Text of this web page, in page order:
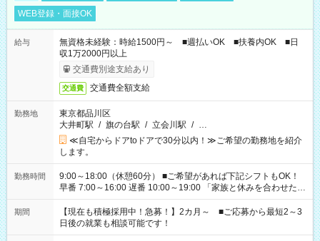
WEB登録・面接OK
給与
無資格未経験：時給1500円～ ■週払いOK ■扶養内OK ■日
収1万2000円以上
交通費別途支給あり
交通費 交通費全額支給
勤務地
東京都品川区
大井町駅 / 旗の台駅 / 立会川駅 / …
≪自宅からドアtoドアで30分以内！≫ご希望の勤務地を紹介
します。
勤務時間
9:00～18:00（休憩60分） ■ご希望があれば下記シフトもOK！
早番 7:00～16:00 遅番 10:00～19:00 「家族と休みを合わせた
い」 「余裕を持って夕飯の準備がしたい」 「できれば残業はし
たくない」 など、ご希望を教えてくださいね。 ※Wワーク希望
の方へ 今ご覧のお仕事で希望する勤務時間と、もう1つのお仕事
の勤務時間。 合計で週40時間を超える場合は応募できません。
期間
【現在も積極採用中！急募！】2カ月～ ■ご応募から最短2～3
日後の就業も相談可能です！